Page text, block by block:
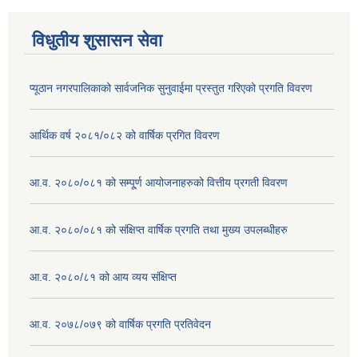
विधुतीय शुसासन सेवा
प्यूठान नगरपालिकाको सार्वजनिक सुनुवाईमा प्रस्तुत गरिएको प्रगति विवरण
आर्थिक वर्ष २०८१/०८२ को वार्षिक प्रगित विवरण
आ.व. २०८०/०८१ को सम्पू्र्ण आयोजनाहरुको वित्तीय प्रगती विवरण
आ.व. २०८०/०८१ को संक्षिप्त वार्षिक प्रगति तथा मुख्य उपलब्धीहरु
आ.व. २०८०/८१ को आय व्यय संक्षिप्त
आ.व. २०७८/०७९ को वार्षिक प्रगति प्रतिवेदन